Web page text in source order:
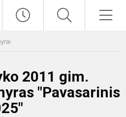
2011 gim.
"Pavasarinis